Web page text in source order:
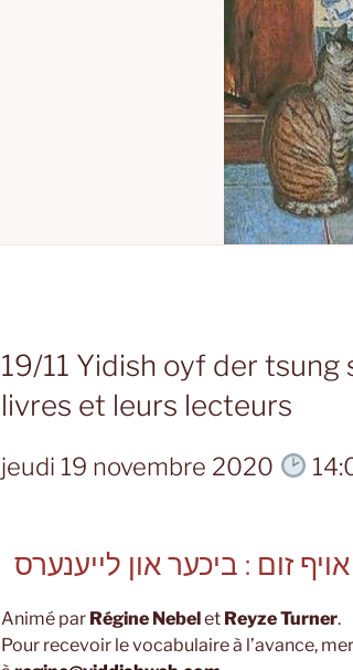
19/11 Yidish oyf der tsung
livres et leurs lecteurs
jeudi 19 novembre 2020
זום : ביכער און לייענערס
Animé par Régine Nebel et Reyze Turner.
Pour recevoir le vocabulaire à l’avance,